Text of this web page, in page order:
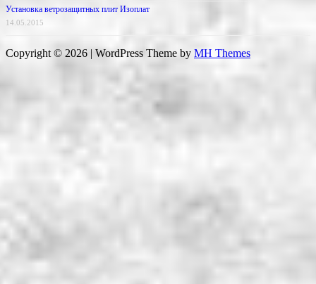
Установка ветрозащитных плит Изоплат
14.05.2015
Copyright © 2026 | WordPress Theme by MH Themes